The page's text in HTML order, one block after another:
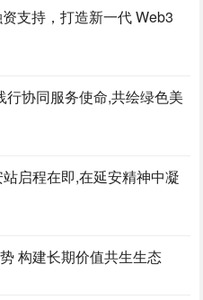
支持，打造新一代 Web3
协同服务使命,共绘绿色美
启程在即,在延安精神中凝
构建长期价值共生生态